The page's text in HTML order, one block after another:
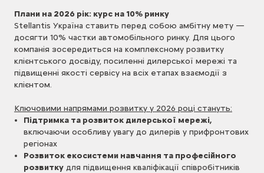
Плани на 2026 рік: курс на 10% ринку
Stellantis Україна ставить перед собою амбітну мету —
досягти 10% частки автомобільного ринку. Для цього
компанія зосередиться на комплексному розвитку
клієнтського досвіду, посиленні дилерської мережі та
підвищенні якості сервісу на всіх етапах взаємодії з
клієнтом.
Ключовими напрямами розвитку у 2026 році стануть:
Підтримка та розвиток дилерської мережі,
включаючи особливу увагу до дилерів у прифронтових
регіонах
Розвиток екосистеми навчання та професійного
розвитку для підвищення кваліфікації співробітників